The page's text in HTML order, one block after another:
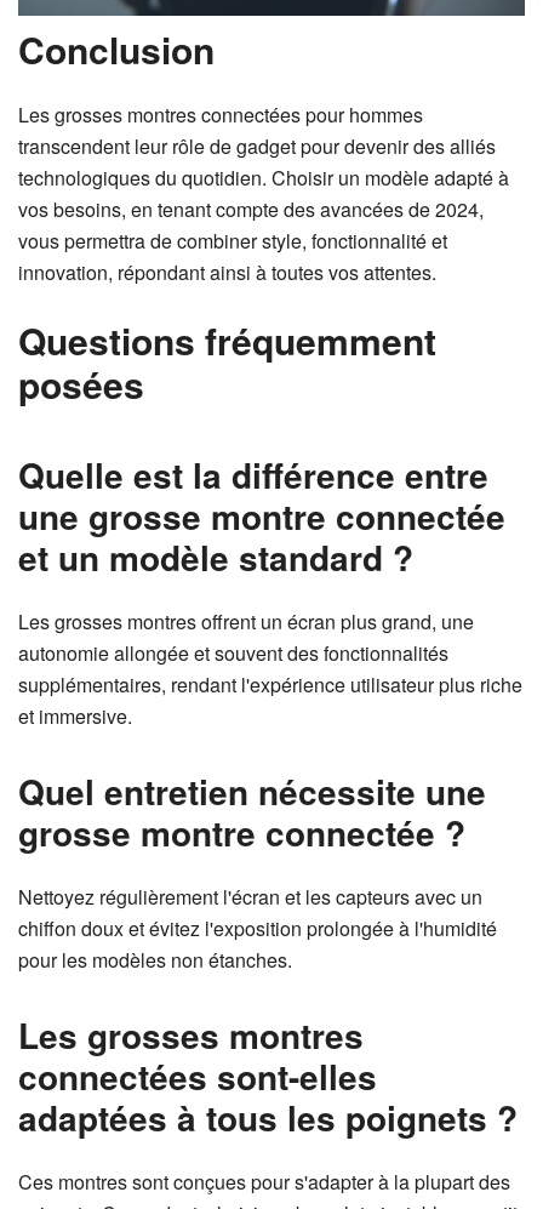
Conclusion
Les grosses montres connectées pour hommes
transcendent leur rôle de gadget pour devenir des alliés
technologiques du quotidien. Choisir un modèle adapté à
vos besoins, en tenant compte des avancées de 2024,
vous permettra de combiner style, fonctionnalité et
innovation, répondant ainsi à toutes vos attentes.
Questions fréquemment
posées
Quelle est la différence entre
une grosse montre connectée
et un modèle standard ?
Les grosses montres offrent un écran plus grand, une
autonomie allongée et souvent des fonctionnalités
supplémentaires, rendant l'expérience utilisateur plus riche
et immersive.
Quel entretien nécessite une
grosse montre connectée ?
Nettoyez régulièrement l'écran et les capteurs avec un
chiffon doux et évitez l'exposition prolongée à l'humidité
pour les modèles non étanches.
Les grosses montres
connectées sont-elles
adaptées à tous les poignets ?
Ces montres sont conçues pour s'adapter à la plupart des